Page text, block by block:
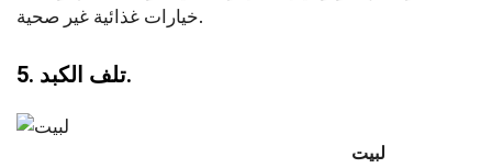
خيارات غذائية غير صحية.
5. تلف الكبد.
لبيت